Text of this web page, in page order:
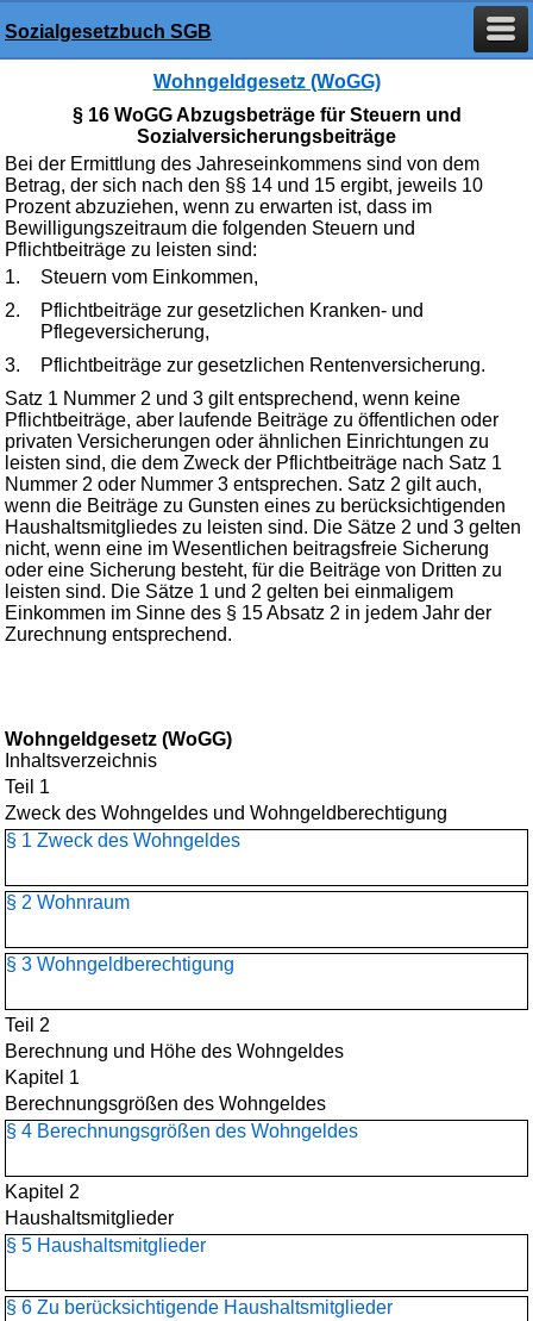
Sozialgesetzbuch SGB
Wohngeldgesetz (WoGG)
§ 16 WoGG Abzugsbeträge für Steuern und
Sozialversicherungsbeiträge
Bei der Ermittlung des Jahreseinkommens sind von dem
Betrag, der sich nach den §§ 14 und 15 ergibt, jeweils 10
Prozent abzuziehen, wenn zu erwarten ist, dass im
Bewilligungszeitraum die folgenden Steuern und
Pflichtbeiträge zu leisten sind:
1.
Steuern vom Einkommen,
2.
Pflichtbeiträge zur gesetzlichen Kranken- und
Pflegeversicherung,
3.
Pflichtbeiträge zur gesetzlichen Rentenversicherung.
Satz 1 Nummer 2 und 3 gilt entsprechend, wenn keine
Pflichtbeiträge, aber laufende Beiträge zu öffentlichen oder
privaten Versicherungen oder ähnlichen Einrichtungen zu
leisten sind, die dem Zweck der Pflichtbeiträge nach Satz 1
Nummer 2 oder Nummer 3 entsprechen. Satz 2 gilt auch,
wenn die Beiträge zu Gunsten eines zu berücksichtigenden
Haushaltsmitgliedes zu leisten sind. Die Sätze 2 und 3 gelten
nicht, wenn eine im Wesentlichen beitragsfreie Sicherung
oder eine Sicherung besteht, für die Beiträge von Dritten zu
leisten sind. Die Sätze 1 und 2 gelten bei einmaligem
Einkommen im Sinne des § 15 Absatz 2 in jedem Jahr der
Zurechnung entsprechend.
Wohngeldgesetz (WoGG)
Inhaltsverzeichnis
Teil 1
Zweck des Wohngeldes und Wohngeldberechtigung
§ 1 Zweck des Wohngeldes
§ 2 Wohnraum
§ 3 Wohngeldberechtigung
Teil 2
Berechnung und Höhe des Wohngeldes
Kapitel 1
Berechnungsgrößen des Wohngeldes
§ 4 Berechnungsgrößen des Wohngeldes
Kapitel 2
Haushaltsmitglieder
§ 5 Haushaltsmitglieder
§ 6 Zu berücksichtigende Haushaltsmitglieder